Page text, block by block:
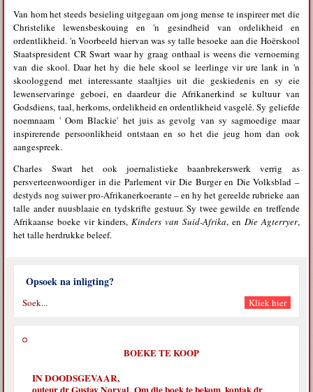
Van hom het steeds besieling uitgegaan om jong mense te inspireer met die
Christelike lewensbeskouing en 'n gesindheid van ordelikheid en
ordentlikheid. 'n Voorbeeld hiervan was sy talle besoeke aan die Hoërskool
Staatspresident CR Swart waar hy graag onthaal is weens die vernoeming
van die skool. Daar het hy die hele skool se leerlinge vir ure lank in 'n
skoologgend met interessante staaltjies uit die geskiedenis en sy eie
lewenservaringe geboei, en daardeur die Afrikanerkind se kultuur van
Godsdiens, taal, herkoms, ordelikheid en ordentlikheid vasgelê. Sy geliefde
noemnaam ' Oom Blackie' het juis as gevolg van sy sagmoedige maar
inspirerende persoonlikheid ontstaan en so het die jeug hom dan ook
aangespreek.
Charles Swart het ook joernalistieke baanbrekerswerk verrig as
persverteenwoordiger in die Parlement vir Die Burger en Die Volksblad –
destyds nog suiwer pro-Afrikanerkoerante – en hy het gereelde rubrieke aan
talle ander nuusblaaie en tydskrifte gestuur. Sy twee gewilde en treffende
Afrikaanse boeke vir kinders,Kinders van Suid-Afrika, en Die Agterryer,
het talle herdrukke beleef.
Opsoek na inligting?
BOEKE TE KOOP
IN DOODSGEVAAR,